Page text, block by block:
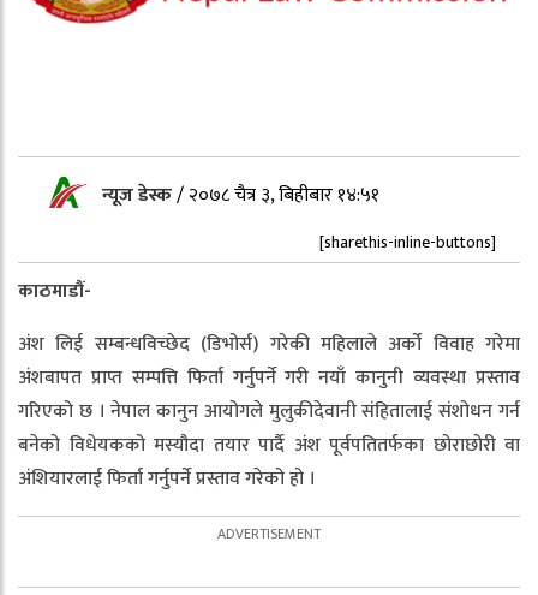
न्यूज डेस्क/२०७८ चैत्र ३, बिहीबार १४:५१
[sharethis-inline-buttons]
काठमाडौं-
अंश लिई सम्बन्धविच्छेद (डिभोर्स) गरेकी महिलाले अर्को विवाह गरेमा
अंशबापत प्राप्त सम्पत्ति फिर्ता गर्नुपर्ने गरी नयाँ कानुनी व्यवस्था प्रस्ताव
गरिएको छ । नेपाल कानुन आयोगले मुलुकीदेवानी संहितालाई संशोधन गर्न
बनेको विधेयकको मस्यौदा तयार पार्दै अंश पूर्वपतितर्फका छोराछोरी वा
अंशियारलाई फिर्ता गर्नुपर्ने प्रस्ताव गरेको हो ।